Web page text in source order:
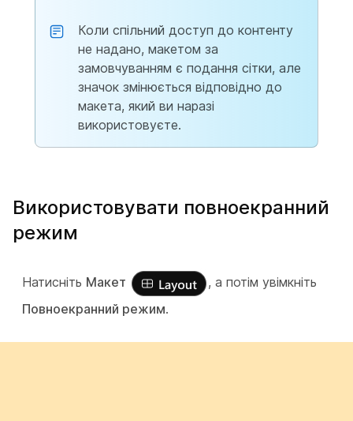
Коли спільний доступ до контенту
не надано, макетом за
замовчуванням є подання сітки, але
значок змінюється відповідно до
макета, який ви наразі
використовуєте.
Використовувати повноекранний
режим
Натисніть Макет
, а потім увімкніть
Повноекранний режим.